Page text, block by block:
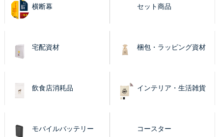
横断幕 セット商品
宅配資材 梱包・ラッピング資材
飲食店消耗品 インテリア・生活雑貨
モバイルバッテリー コースター